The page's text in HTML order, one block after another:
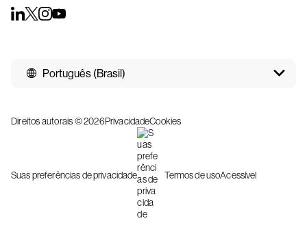
Português (Brasil)
Direitos autorais © 2026PrivacidadeCookies
Suas preferências de privacidade Termos de usoAcessível